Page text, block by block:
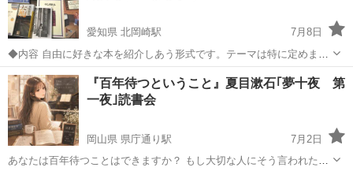
愛知県 北岡崎駅
7月8日
◆内容 自由に好きな本を紹介しあう形式です。テーマは特に定めませ
んが、参加者さんがいま他の人に特にお勧めしたい本を２～３冊選
び、自由にお話しください。英国菓子と喫茶のお店「cafe Keswick」
にて、美味しいお茶やお菓...
愛知 岡崎市 北岡崎駅 その他 読書会
『百年待つということ』夏目漱石｢夢十夜 第
一夜｣読書会
岡山県 県庁通り駅
7月2日
あなたは百年待つことはできますか？ もし大切な人にそう言われたな